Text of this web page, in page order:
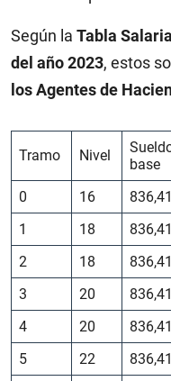
Según la Tabla
del año 2023, estos
los Agentes de
Tramo Nivel
base
0
16 836,41
1
18 836,41
2
18 836,41
3
20 836,41
4
20 836,41
5
22 836,41